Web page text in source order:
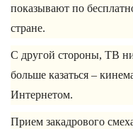
показывают по
стране.
С другой стороны, ТВ
больше казаться –
Интернетом.
Прием закадрового